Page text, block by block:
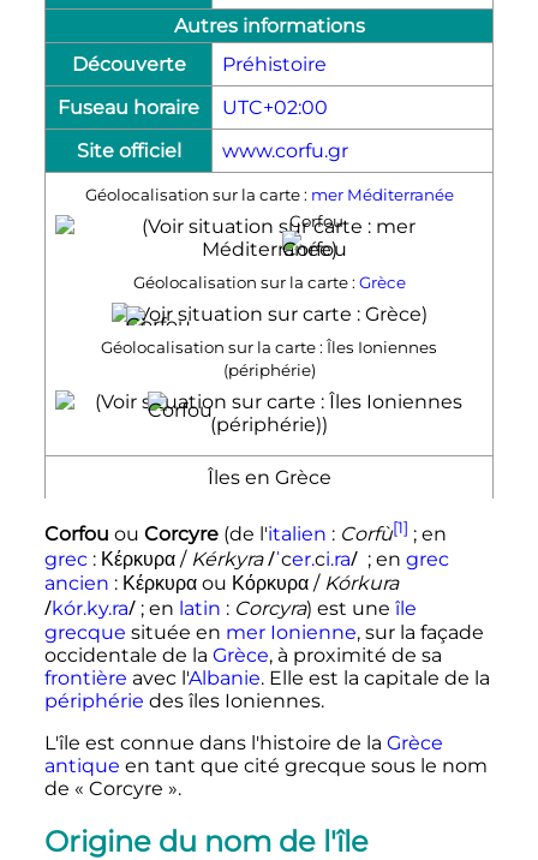
Autres informations
Découverte
Préhistoire
Fuseau horaire
UTC+02:00
Site officiel
www.corfu.gr
Géolocalisation sur la carte : mer Méditerranée
Corfou
Géolocalisation sur la carte : Grèce
Géolocalisation sur la carte : Îles Ioniennes
(périphérie)
Îles en Grèce
Corfou ou Corcyre(de l'italien : Corfù[1] ; en
grec : Κέρκυρα/ Kérkyra /ˈcer.ci.ra/ ; en grec
ancien : Κέρκυραou Κόρκυρα / Kórkura
/kór.ky.ra/ ; en latin : Corcyra) est une île
grecque située en mer Ionienne, sur la façade
occidentale de la Grèce, à proximité de sa
frontière avec l'Albanie. Elle est la capitale de la
périphérie des îles Ioniennes.
L'île est connue dans l'histoire de la Grèce
antique en tant que cité grecque sous le nom
de « Corcyre ».
Origine du nom de l'île